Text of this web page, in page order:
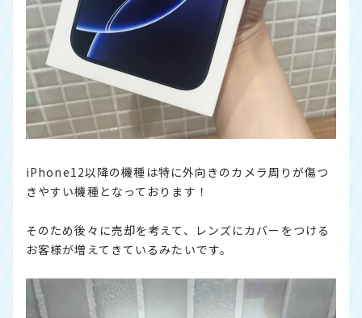
iPhone12以降の機種は特に外向きのカメラ周りが傷つ
きやすい機種となっております！
そのため後々に売却を考えて、レンズにカバーをつける
お客様が増えてきているみたいです。